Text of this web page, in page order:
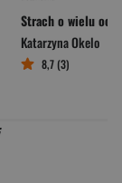
Strach o wielu
Katarzyna Okelo
8,7 (3)